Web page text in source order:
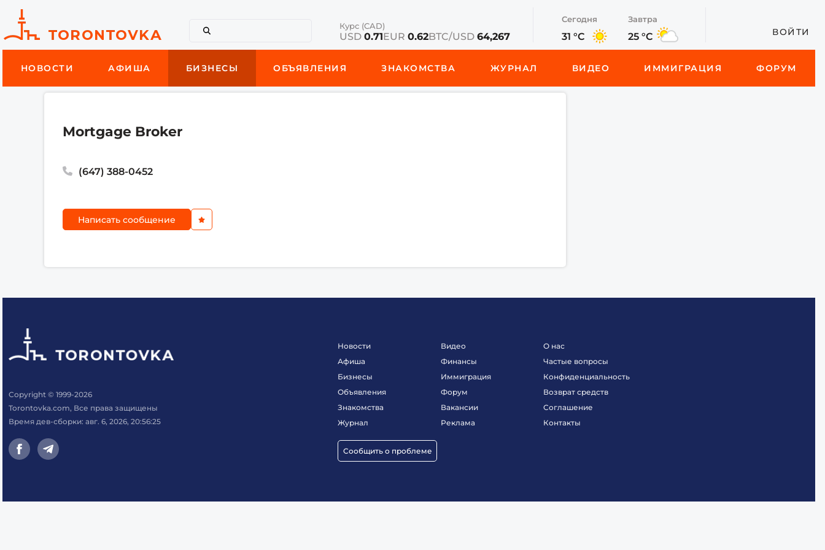
Курс (CAD)
USD0.71EUR0.62BTC/USD64,267
Сегодня
31 °C
Завтра
25 °C ВОЙТИ
НОВОСТИ АФИША БИЗНЕСЫ ОБЪЯВЛЕНИЯ ЗНАКОМСТВА ЖУРНАЛ ВИДЕО ИММИГРАЦИЯ ФОРУМ
Mortgage Broker
(647) 388-0452
Написать сообщение
Copyright © 1999-2026
Torontovka.com, Все права защищены
Время дев-сборки: авг. 6, 2026, 20:56:25
Новости
Афиша
Бизнесы
Объявления
Знакомства
Журнал
Сообщить о проблеме
Видео
Финансы
Иммиграция
Форум
Вакансии
Реклама
О нас
Частые вопросы
Конфиденциальность
Возврат средств
Соглашение
Контакты